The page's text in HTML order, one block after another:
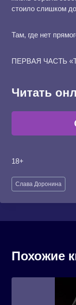
стоило слишком
Там, где нет
ПЕРВАЯ ЧАСТЬ
Читать
18+
Метки
записи:
Слава Доронина
Похожие